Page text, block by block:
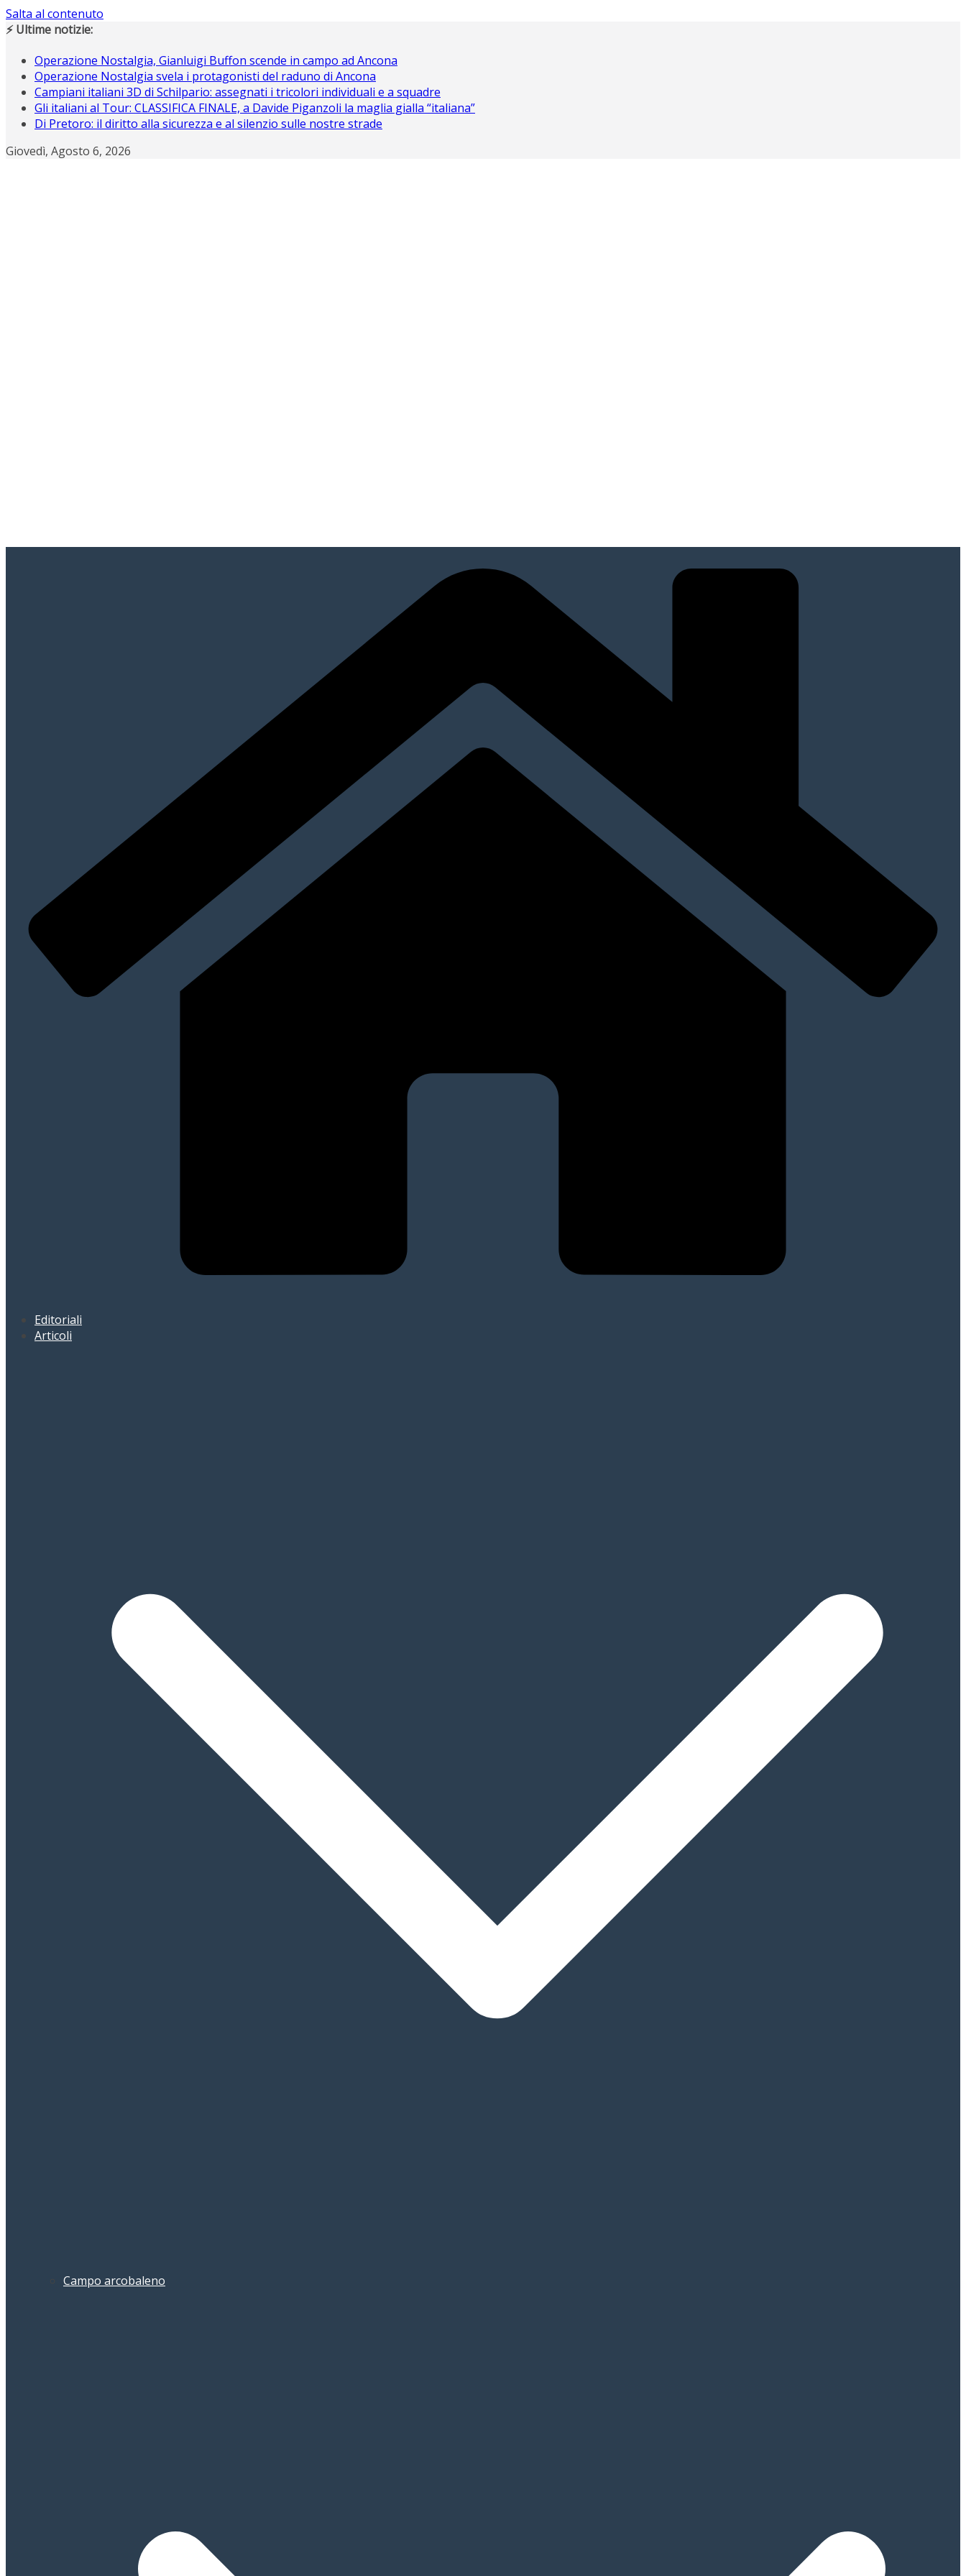
Salta al contenuto
⚡ Ultime notizie:
Operazione Nostalgia, Gianluigi Buffon scende in campo ad Ancona
Operazione Nostalgia svela i protagonisti del raduno di Ancona
Campiani italiani 3D di Schilpario: assegnati i tricolori individuali e a squadre
Gli italiani al Tour: CLASSIFICA FINALE, a Davide Piganzoli la maglia gialla “italiana”
Di Pretoro: il diritto alla sicurezza e al silenzio sulle nostre strade
Giovedì, Agosto 6, 2026
Editoriali
Articoli
Campo arcobaleno